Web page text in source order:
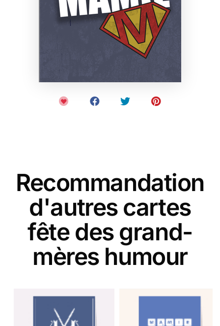
Recommandation
d'autres cartes
fête des grand-
mères humour